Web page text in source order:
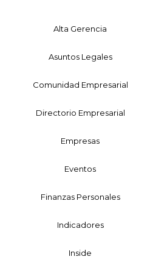
Alta Gerencia
Asuntos Legales
Comunidad Empresarial
Directorio Empresarial
Empresas
Eventos
Finanzas Personales
Indicadores
Inside